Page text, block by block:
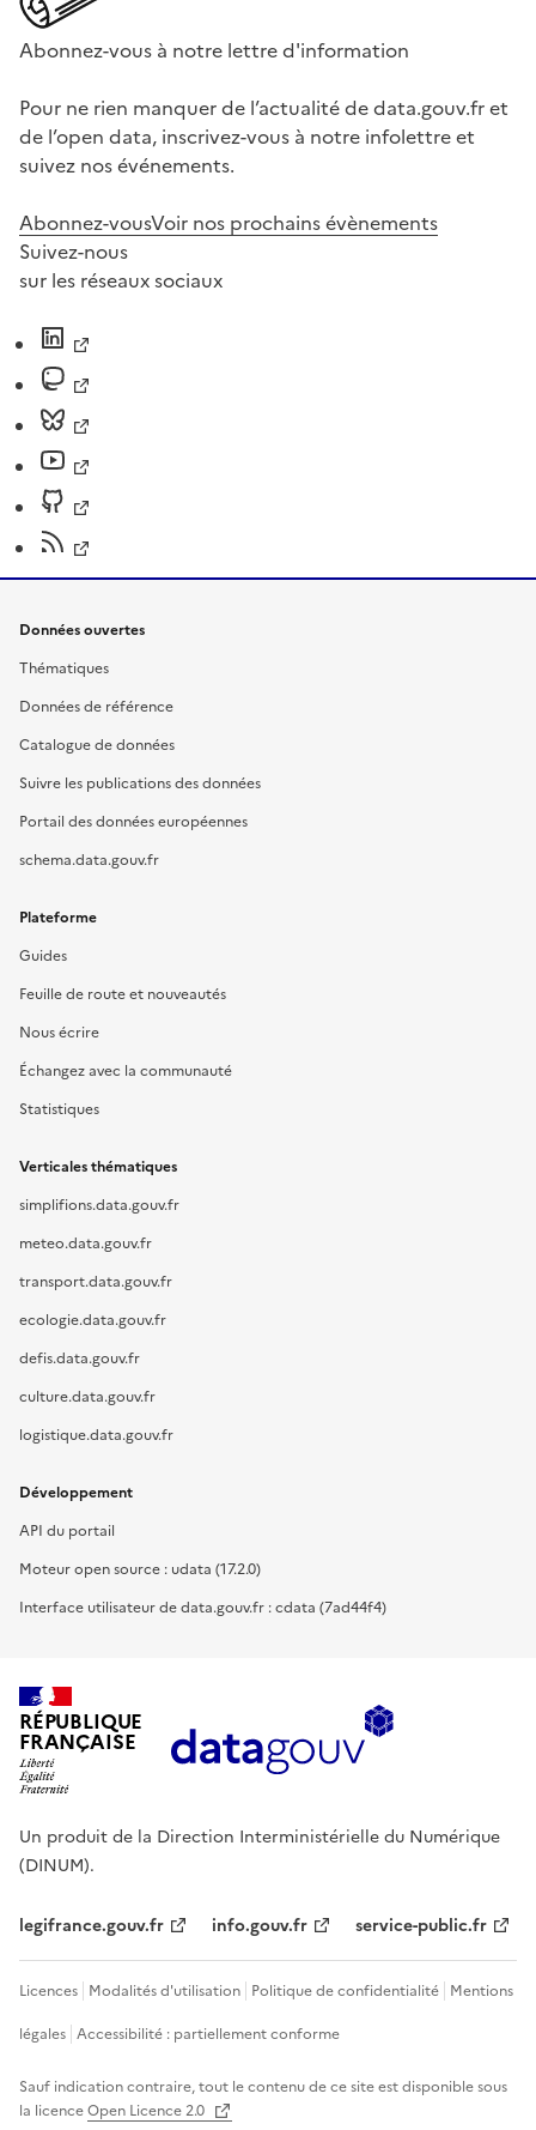
Abonnez-vous à notre lettre d'information
Pour ne rien manquer de l’actualité de data.gouv.fr et
de l’open data, inscrivez-vous à notre infolettre et
suivez nos événements.
Abonnez-vousVoir nos prochains évènements
Suivez-nous
sur les réseaux sociaux
Données ouvertes
Thématiques
Données de référence
Catalogue de données
Suivre les publications des données
Portail des données européennes
schema.data.gouv.fr
Plateforme
Guides
Feuille de route et nouveautés
Nous écrire
Échangez avec la communauté
Statistiques
Verticales thématiques
simplifions.data.gouv.fr
meteo.data.gouv.fr
transport.data.gouv.fr
ecologie.data.gouv.fr
defis.data.gouv.fr
culture.data.gouv.fr
logistique.data.gouv.fr
Développement
API du portail
Moteur open source : udata (17.2.0)
Interface utilisateur de data.gouv.fr : cdata (7ad44f4)
RÉPUBLIQUE
FRANÇAISE
Un produit de la Direction Interministérielle du Numérique
(DINUM).
legifrance.gouv.fr info.gouv.fr service-public.fr
Licences Modalités d'utilisation Politique de confidentialité Mentions
légales Accessibilité : partiellement conforme
Sauf indication contraire, tout le contenu de ce site est disponible sous
la licenceOpen Licence 2.0